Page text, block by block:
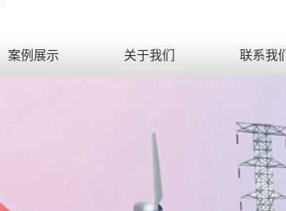
案例展示 关于我们 联系我们